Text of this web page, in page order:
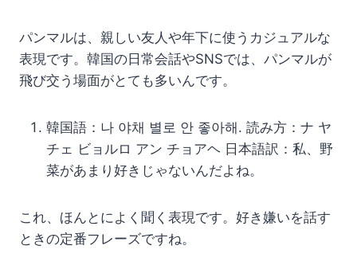
パンマルは、親しい友人や年下に使うカジュアルな
表現です。韓国の日常会話やSNSでは、パンマルが
飛び交う場面がとても多いんです。
韓国語：나 야채 별로 안 좋아해. 読み方：ナ ヤ
チェ ビョルロ アン チョアヘ 日本語訳：私、野
菜があまり好きじゃないんだよね。
これ、ほんとによく聞く表現です。好き嫌いを話す
ときの定番フレーズですね。